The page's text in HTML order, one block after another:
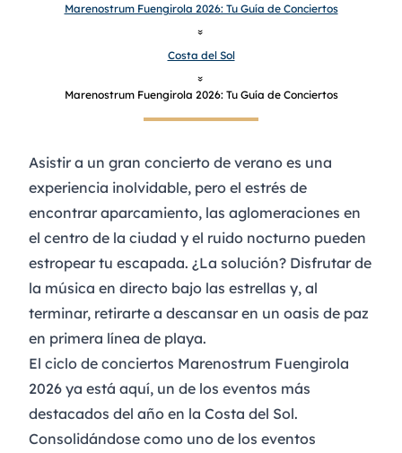
Marenostrum Fuengirola 2026: Tu Guía de Conciertos
»
Costa del Sol
»
Marenostrum Fuengirola 2026: Tu Guía de Conciertos
Asistir a un gran concierto de verano es una
experiencia inolvidable, pero el estrés de
encontrar aparcamiento, las aglomeraciones en
el centro de la ciudad y el ruido nocturno pueden
estropear tu escapada. ¿La solución? Disfrutar de
la música en directo bajo las estrellas y, al
terminar, retirarte a descansar en un oasis de paz
en primera línea de playa.
El ciclo de conciertos Marenostrum Fuengirola
2026 ya está aquí, un de los eventos más
destacados del año en la Costa del Sol.
Consolidándose como uno de los eventos